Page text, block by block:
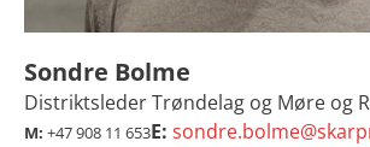
Sondre Bolme
Distriktsleder Trøndelag og Møre og
M: +47 908 11 653E: